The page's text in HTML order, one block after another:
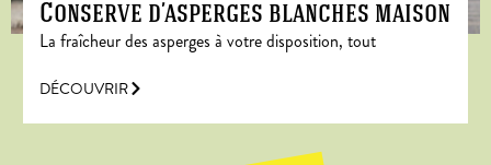
Conserve d’asperges blanches maison
La fraîcheur des asperges à votre disposition, tout
DÉCOUVRIR